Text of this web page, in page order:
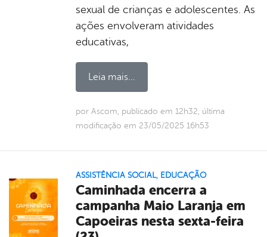
sexual de crianças e adolescentes. As
ações envolveram atividades
educativas,
Leia mais...
por Ascom, publicado em 12h32, última
modificação em 23/05/2025 16h53
ASSISTÊNCIA SOCIAL, EDUCAÇÃO
Caminhada encerra a
campanha Maio Laranja em
Capoeiras nesta sexta-feira